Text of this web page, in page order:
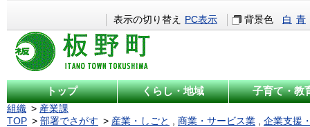
表示の切り替え PC表示 背景色 白 青
トップ くらし・地域 子育て・教
組織
産業課
TOP
部署でさがす 産業・しごと , 商業・サービス業 , 企業支援